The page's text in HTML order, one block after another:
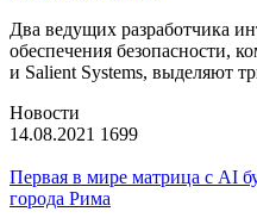
Два ведущих разработчика
обеспечения безопасности,
и Salient Systems, выделяют
Новости
14.08.2021 1699
Первая в мире матрица с AI
города Рима